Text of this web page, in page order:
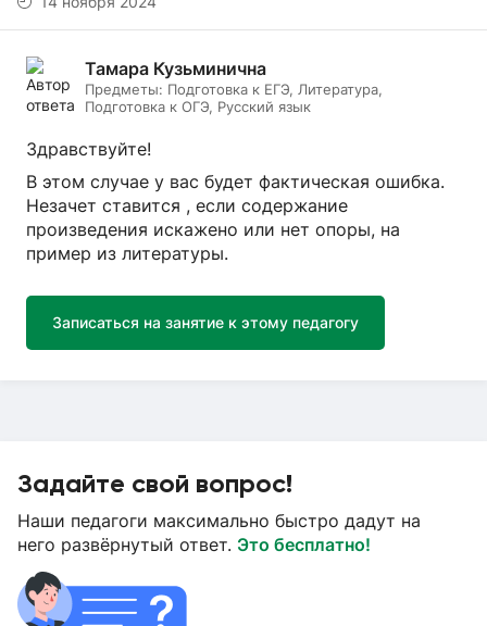
Тамара Кузьминична
Предметы: Подготовка к ЕГЭ, Литература,
Подготовка к ОГЭ, Русский язык
Здравствуйте!
В этом случае у вас будет фактическая ошибка.
Незачет ставится , если содержание
произведения искажено или нет опоры, на
пример из литературы.
Записаться на занятие к этому педагогу
Задайте свой вопрос!
Наши педагоги максимально быстро дадут на
него развёрнутый ответ. Это бесплатно!